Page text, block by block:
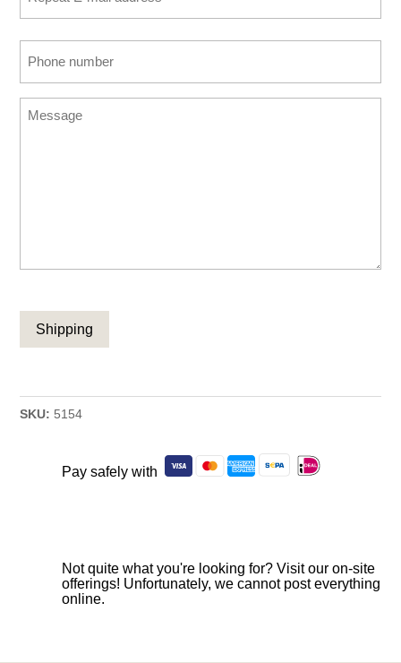
Email
Email
(Required)
Message
SKU: 5154
Pay safely with
Not quite what you're looking for? Visit our on-site
offerings! Unfortunately, we cannot post everything
online.